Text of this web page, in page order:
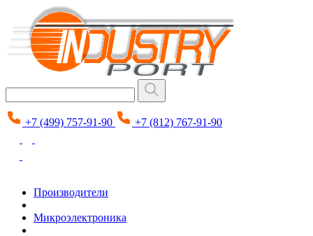
+7 (499) 757-91-90 +7 (812) 767-91-90
Производители
Микроэлектроника